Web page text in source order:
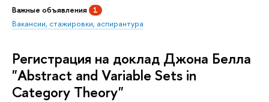
ажные объявления 1
акансии, стажировки, аспирантура
Регистрация на доклад Джона Белла
"Abstract and Variable Sets in
Category Theory"